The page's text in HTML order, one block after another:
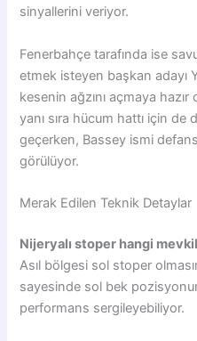
sinyallerini veriyor.
Fenerbahçe tarafında ise
etmek isteyen başkan adayı
kesenin ağzını açmaya
yanı sıra hücum hattı için de
geçerken, Bassey ismi
görülüyor.
Merak Edilen Teknik Detaylar
Nijeryalı stoper hangi
Asıl bölgesi sol stoper
sayesinde sol bek
performans sergileyebiliyor.